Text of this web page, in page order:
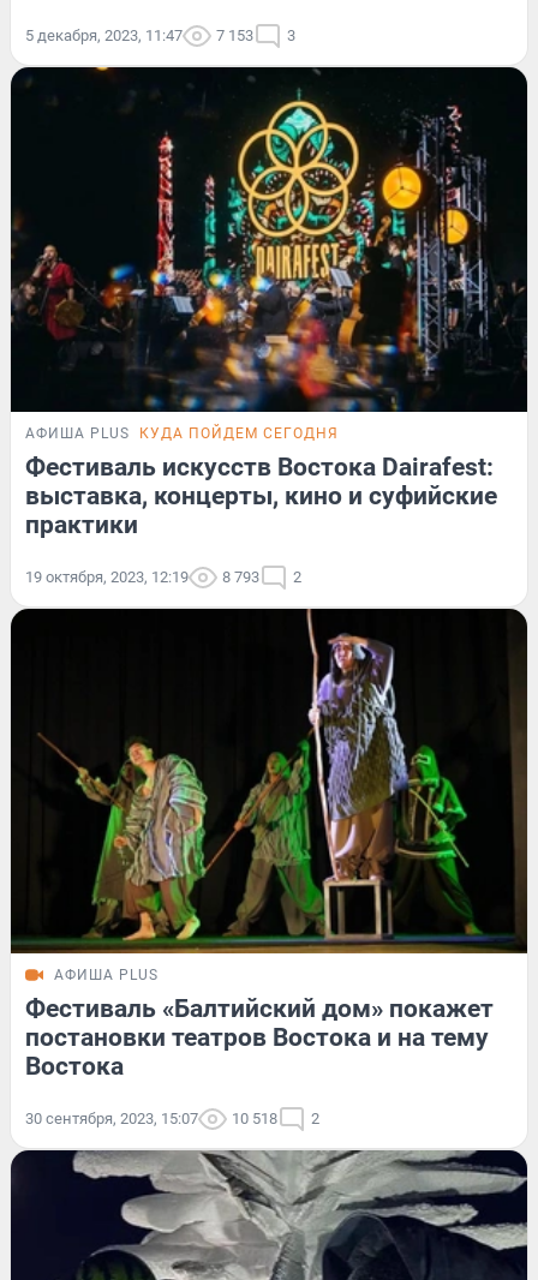
5 декабря, 2023, 11:47 7 153 3
АФИША PLUS КУДА ПОЙДЕМ СЕГОДНЯ
Фестиваль искусств Востока Dairafest:
выставка, концерты, кино и суфийские
практики
19 октября, 2023, 12:19 8 793 2
АФИША PLUS
Фестиваль «Балтийский дом» покажет
постановки театров Востока и на тему
Востока
30 сентября, 2023, 15:07 10 518 2